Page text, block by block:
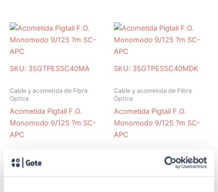
SKU: 35GTPESSC40MA
Cable y acometida de Fibra
Óptica
Acometida Pigtail F.O.
Monomodo 9/125 ?m SC-
APC
SKU: 35GTPESSC40MDK
Cable y acometida de Fibra
Óptica
Acometida Pigtail F.O.
Monomodo 9/125 ?m SC-
APC